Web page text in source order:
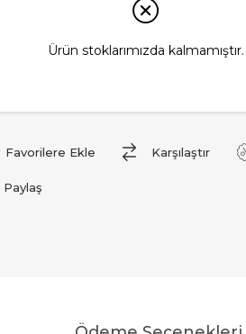
Ürün stoklarımızda kalmamıştır.
Favorilere Ekle Karşılaştır
Paylaş